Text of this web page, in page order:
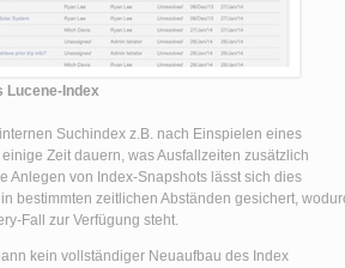
Lucene-Index
Suchindex z.B. nach Einspielen eines
Zeit dauern, was Ausfallzeiten zusätzlich
Anlegen von Index-Snapshots lässt sich dies
bestimmten zeitlichen Abständen gesichert,
Fall zur Verfügung steht.
kein vollständiger Neuaufbau des Index